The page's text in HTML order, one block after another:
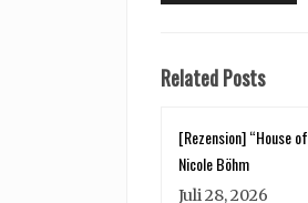
Related Posts
[Rezension] “House
Nicole Böhm
Juli 28, 2026